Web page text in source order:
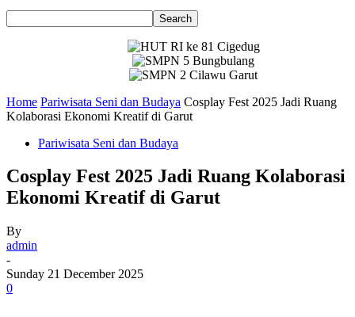
Home Pariwisata Seni dan Budaya Cosplay Fest 2025 Jadi Ruang
Kolaborasi Ekonomi Kreatif di Garut
Pariwisata Seni dan Budaya
Cosplay Fest 2025 Jadi Ruang Kolaborasi
Ekonomi Kreatif di Garut
By
admin
-
Sunday 21 December 2025
0